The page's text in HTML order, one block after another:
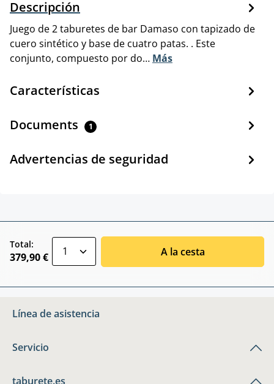
Descripción
Juego de 2 taburetes de bar Damaso con tapizado de
cuero sintético y base de cuatro patas. . Este
conjunto, compuesto por do… Más
Características
Documents 1
Advertencias de seguridad
Total:
379,90 € A la cesta
Línea de asistencia
Servicio
taburete.es